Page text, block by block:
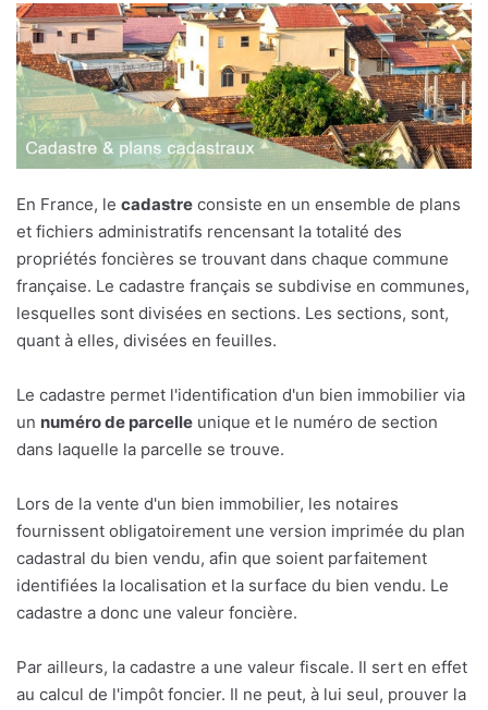
En France, le cadastre consiste en un ensemble de plans
et fichiers administratifs rencensant la totalité des
propriétés foncières se trouvant dans chaque commune
française. Le cadastre français se subdivise en communes,
lesquelles sont divisées en sections. Les sections, sont,
quant à elles, divisées en feuilles.
Le cadastre permet l'identification d'un bien immobilier via
un numéro de parcelle unique et le numéro de section
dans laquelle la parcelle se trouve.
Lors de la vente d'un bien immobilier, les notaires
fournissent obligatoirement une version imprimée du plan
cadastral du bien vendu, afin que soient parfaitement
identifiées la localisation et la surface du bien vendu. Le
cadastre a donc une valeur foncière.
Par ailleurs, la cadastre a une valeur fiscale. Il sert en effet
au calcul de l'impôt foncier. Il ne peut, à lui seul, prouver la